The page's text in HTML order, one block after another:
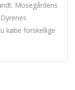
Mosegårdens
købe forskellige